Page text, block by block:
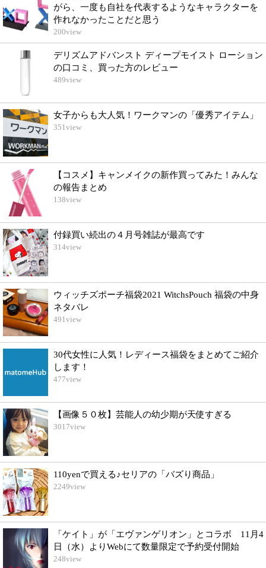
がら、一度も自社を代表するようなキャラクターを
作れなかったことだと思う
200view
デリズムアドバンスト ディープモイスト ローション
の口コミ、買った方のレビュー
489view
女子からも大人気！ワークマンの「優秀アイテム」
351view
【コスメ】キャンメイクの新作買ってみた！みんな
の報告まとめ
138view
付録買い続出の４月号雑誌が最高です
314view
ウィッチズポーチ福袋2021 WitchsPouch 福袋の中身
ネタバレ
491view
30代女性に人気！レディース福袋をまとめてご紹介
します！
477view
【画像５０枚】芸能人の幼少期が天使すぎる
3017view
110yenで買える♪セリアの「バズり商品」
2249view
「ケイト」が「エヴァンゲリオン」とコラボ 11月4
日（水）よりWebにて数量限定で予約受付開始
248view